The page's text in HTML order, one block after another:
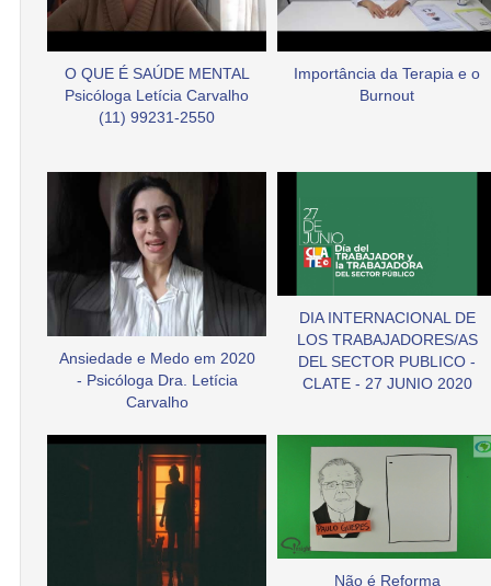
O QUE É SAÚDE MENTAL
Psicóloga Letícia Carvalho
(11) 99231-2550
Importância da Terapia e o
Burnout
Ansiedade e Medo em 2020
- Psicóloga Dra. Letícia
Carvalho
DIA INTERNACIONAL DE
LOS TRABAJADORES/AS
DEL SECTOR PUBLICO -
CLATE - 27 JUNIO 2020
Não é Reforma